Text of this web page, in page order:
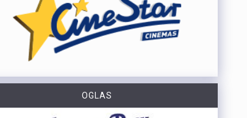
https://youtu.be/dUeukmccp5w U gospodarskoj zoni Volnik pokraj Cresa svečano je obilježen početak izgradnje novog vatrogasnog doma, što predstavlja jedan od najvažnijih infrastrukturnih projekata za tamošnje vatrogastvo. Umjesto kamena temeljca, u temelje je položena kutija s vatrogasnom sjekiricom, mlaznicom i drugim predmetima, a događaju su prisustvovali gradonačelnik Cresa Marin Gregorović te dužnosnici i članovi vatrogasnih društava. Više u videoprilogu:
OGLAS